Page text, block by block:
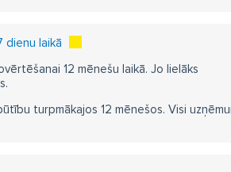
dienu laikā
12 mēnešu laikā. Jo lielāks
turpmākajos 12 mēnešos. Visi